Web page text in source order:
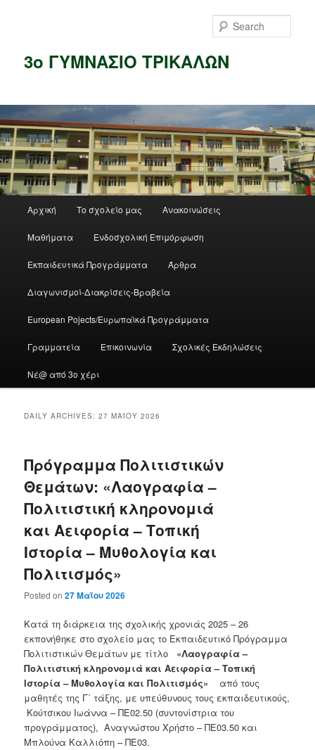
3ο ΓΥΜΝΑΣΙΟ ΤΡΙΚΑΛΩΝ
Αρχική Το σχολείο μας Ανακοινώσεις
Μαθήματα Ενδοσχολική Επιμόρφωση
Εκπαιδευτικά Προγράμματα Άρθρα
Διαγωνισμοί-Διακρίσεις-Βραβεία
European Pojects/Ευρωπαϊκά Προγράμματα
Γραμματεία Επικοινωνία Σχολικές Εκδηλώσεις
Νέ@ από 3ο χέρι
DAILY ARCHIVES:27 ΜΑΪ́ΟΥ 2026
Πρόγραμμα Πολιτιστικών
Θεμάτων: «Λαογραφία –
Πολιτιστική κληρονομιά
και Αειφορία – Τοπική
Ιστορία – Μυθολογία και
Πολιτισμός»
Posted on27 Μαΐου 2026
Κατά τη διάρκεια της σχολικής χρονιάς 2025 – 26
εκπονήθηκε στο σχολείο μας το Εκπαιδευτικό Πρόγραμμα
Πολιτιστικών Θεμάτων με τίτλο
«Λαογραφία –
Πολιτιστική κληρονομιά και Αειφορία – Τοπική
Ιστορία – Μυθολογία και Πολιτισμός»
από τους
μαθητές της Γ΄ τάξης, με υπεύθυνους τους εκπαιδευτικούς,
Κούτσικου Ιωάννα – ΠΕ02.50 (συντονίστρια του
προγράμματος), Αναγνώστου Χρήστο – ΠΕ03.50 και
Μπλούνα Καλλιόπη – ΠΕ03.